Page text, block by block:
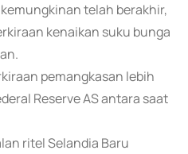
telah berakhir,
kenaikan suku bunga
pemangkasan lebih
Reserve AS antara saat
ritel Selandia Baru